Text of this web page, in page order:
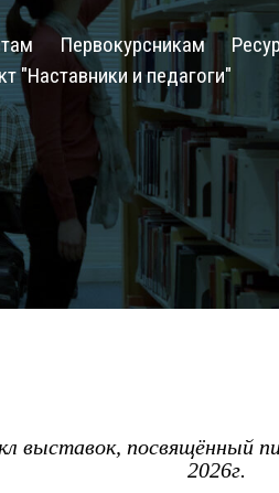
Первокурсникам
"Наставники и педагоги"
выставок, посвящённый
2026г.